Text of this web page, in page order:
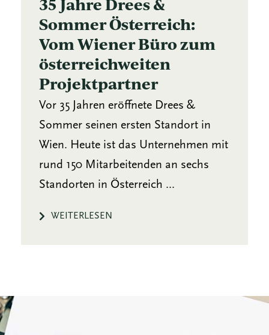
Sommer Österreich:
Vom Wiener Büro zum
österreichweiten
Projektpartner
Vor 35 Jahren eröffnete Drees &
Sommer seinen ersten Standort in
Wien. Heute ist das Unternehmen mit
rund 150 Mitarbeitenden an sechs
Standorten in Österreich ...
WEITERLESEN